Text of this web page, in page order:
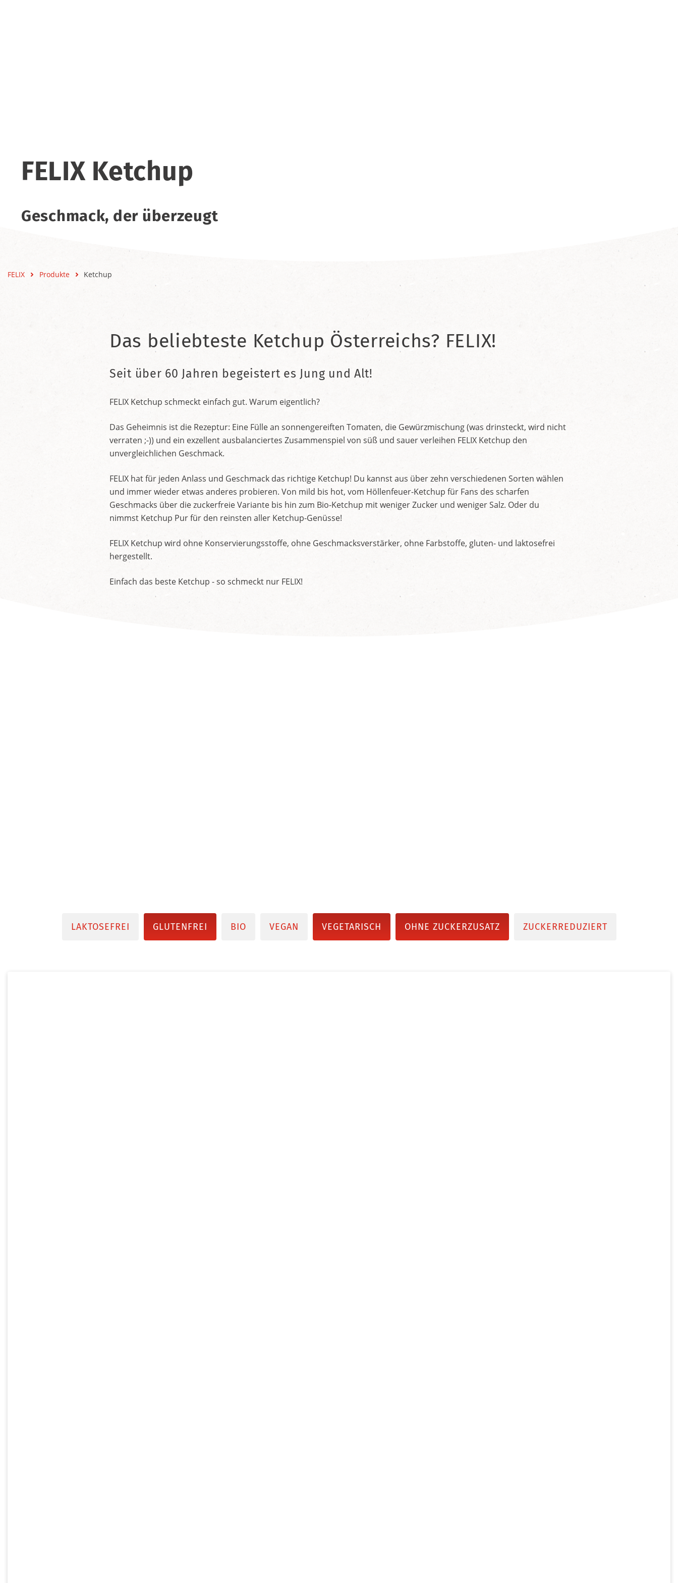
FELIX Ketchup
Geschmack, der überzeugt
FELIX Produkte Ketchup
Das beliebteste Ketchup Österreichs? FELIX!
Seit über 60 Jahren begeistert es Jung und Alt!
FELIX Ketchup schmeckt einfach gut. Warum eigentlich?
Das Geheimnis ist die Rezeptur: Eine Fülle an sonnengereiften Tomaten, die Gewürzmischung (was drinsteckt, wird nicht
verraten ;-)) und ein exzellent ausbalanciertes Zusammenspiel von süß und sauer verleihen FELIX Ketchup den
unvergleichlichen Geschmack.
FELIX hat für jeden Anlass und Geschmack das richtige Ketchup! Du kannst aus über zehn verschiedenen Sorten wählen
und immer wieder etwas anderes probieren. Von mild bis hot, vom Höllenfeuer-Ketchup für Fans des scharfen
Geschmacks über die zuckerfreie Variante bis hin zum Bio-Ketchup mit weniger Zucker und weniger Salz. Oder du
nimmst Ketchup Pur für den reinsten aller Ketchup-Genüsse!
FELIX Ketchup wird ohne Konservierungsstoffe, ohne Geschmacksverstärker, ohne Farbstoffe, gluten- und laktosefrei
hergestellt.
Einfach das beste Ketchup - so schmeckt nur FELIX!
LAKTOSEFREI GLUTENFREI BIO VEGAN VEGETARISCH OHNE ZUCKERZUSATZ ZUCKERREDUZIERT